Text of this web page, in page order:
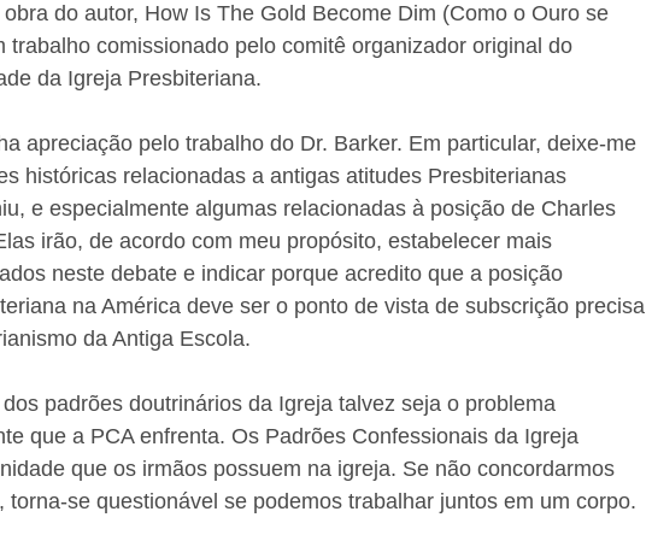
do autor, How Is The Gold Become Dim (Como o Ouro se
trabalho comissionado pelo comitê organizador original do
da Igreja Presbiteriana.
apreciação pelo trabalho do Dr. Barker. Em particular, deixe-me
históricas relacionadas a antigas atitudes Presbiterianas
e especialmente algumas relacionadas à posição de Charles
irão, de acordo com meu propósito, estabelecer mais
neste debate e indicar porque acredito que a posição
na América deve ser o ponto de vista de subscrição precisa
da Antiga Escola.
padrões doutrinários da Igreja talvez seja o problema
que a PCA enfrenta. Os Padrões Confessionais da Igreja
que os irmãos possuem na igreja. Se não concordarmos
torna-se questionável se podemos trabalhar juntos em um corpo.